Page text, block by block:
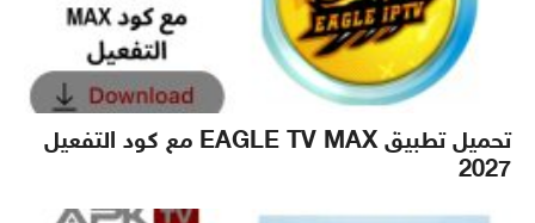
تحميل تطبيق EAGLE TV MAX مع كود التفعيل
2027